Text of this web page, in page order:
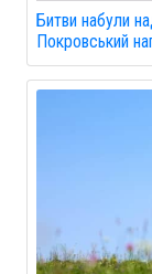
Битви набули
Покровський